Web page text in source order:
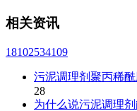
相关资讯
18102534109
污泥调理剂聚丙稀
28
为什么说污泥调理